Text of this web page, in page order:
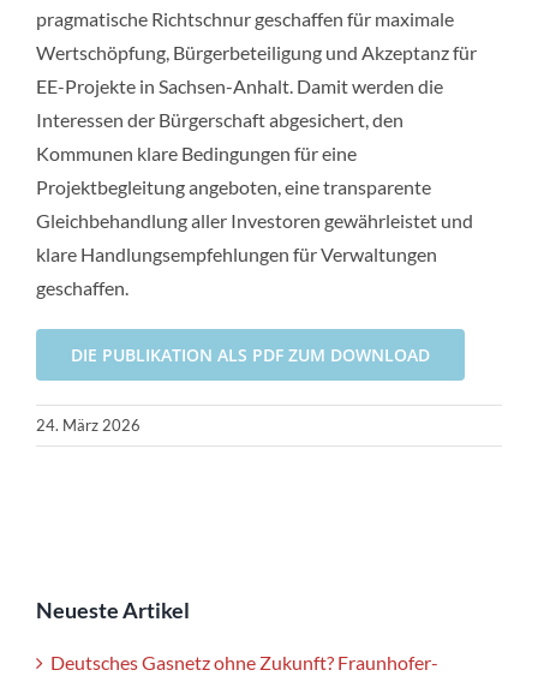
pragmatische Richtschnur geschaffen für maximale
Wertschöpfung, Bürgerbeteiligung und Akzeptanz für
EE-Projekte in Sachsen-Anhalt. Damit werden die
Interessen der Bürgerschaft abgesichert, den
Kommunen klare Bedingungen für eine
Projektbegleitung angeboten, eine transparente
Gleichbehandlung aller Investoren gewährleistet und
klare Handlungsempfehlungen für Verwaltungen
geschaffen.
DIE PUBLIKATION ALS PDF ZUM DOWNLOAD
24. März 2026
Neueste Artikel
Deutsches Gasnetz ohne Zukunft? Fraunhofer-